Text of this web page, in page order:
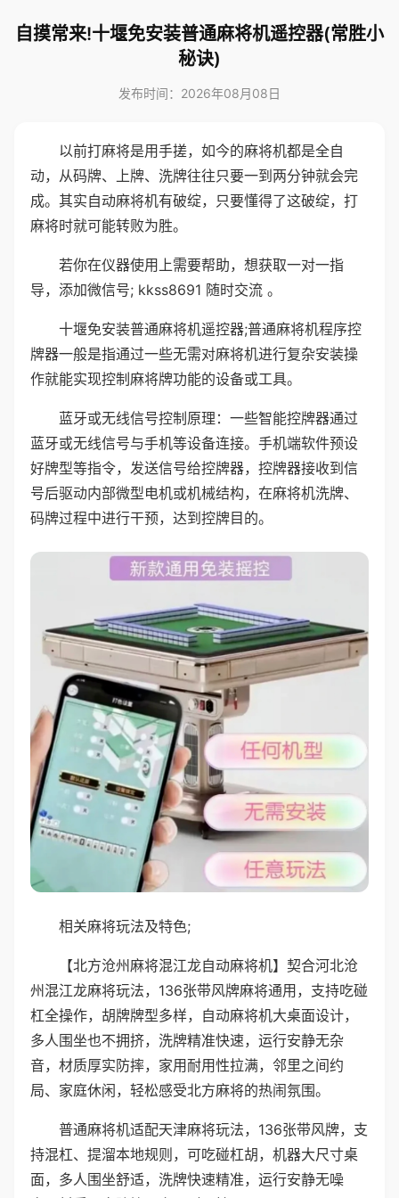
自摸常来!十堰免安装普通麻将机遥控器(常胜小
秘诀)
发布时间：2026年08月08日
以前打麻将是用手搓，如今的麻将机都是全自
动，从码牌、上牌、洗牌往往只要一到两分钟就会完
成。其实自动麻将机有破绽，只要懂得了这破绽，打
麻将时就可能转败为胜。
若你在仪器使用上需要帮助，想获取一对一指
导，添加微信号; kkss8691 随时交流 。
十堰免安装普通麻将机遥控器;普通麻将机程序控
牌器一般是指通过一些无需对麻将机进行复杂安装操
作就能实现控制麻将牌功能的设备或工具。
蓝牙或无线信号控制原理：一些智能控牌器通过
蓝牙或无线信号与手机等设备连接。手机端软件预设
好牌型等指令，发送信号给控牌器，控牌器接收到信
号后驱动内部微型电机或机械结构，在麻将机洗牌、
码牌过程中进行干预，达到控牌目的。
相关麻将玩法及特色;
【北方沧州麻将混江龙自动麻将机】契合河北沧
州混江龙麻将玩法，136张带风牌麻将通用，支持吃碰
杠全操作，胡牌牌型多样，自动麻将机大桌面设计，
多人围坐也不拥挤，洗牌精准快速，运行安静无杂
音，材质厚实防摔，家用耐用性拉满，邻里之间约
局、家庭休闲，轻松感受北方麻将的热闹氛围。
普通麻将机适配天津麻将玩法，136张带风牌，支
持混杠、提溜本地规则，可吃碰杠胡，机器大尺寸桌
面，多人围坐舒适，洗牌快速精准，运行安静无噪